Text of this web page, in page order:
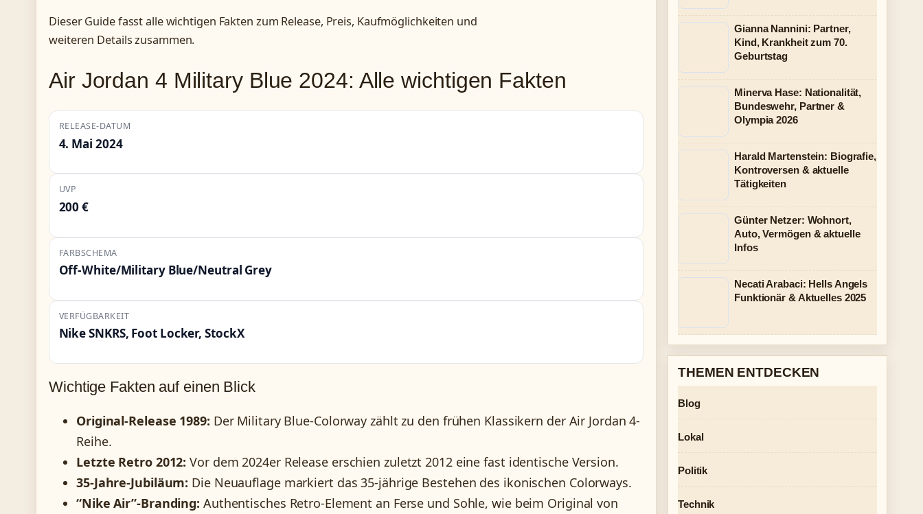
Dieser Guide fasst alle wichtigen Fakten zum Release, Preis, Kaufmöglichkeiten und
weiteren Details zusammen.
Air Jordan 4 Military Blue 2024: Alle wichtigen Fakten
RELEASE-DATUM
4. Mai 2024
UVP
200 €
FARBSCHEMA
Off-White/Military Blue/Neutral Grey
VERFÜGBARKEIT
Nike SNKRS, Foot Locker, StockX
Wichtige Fakten auf einen Blick
Original-Release 1989: Der Military Blue-Colorway zählt zu den frühen Klassikern der Air Jordan 4-
Reihe.
Letzte Retro 2012: Vor dem 2024er Release erschien zuletzt 2012 eine fast identische Version.
35-Jahre-Jubiläum: Die Neuauflage markiert das 35-jährige Bestehen des ikonischen Colorways.
“Nike Air”-Branding: Authentisches Retro-Element an Ferse und Sohle, wie beim Original von
Gianna Nannini: Partner,
Kind, Krankheit zum 70.
Geburtstag
Minerva Hase: Nationalität,
Bundeswehr, Partner &
Olympia 2026
Harald Martenstein: Biografie,
Kontroversen & aktuelle
Tätigkeiten
Günter Netzer: Wohnort,
Auto, Vermögen & aktuelle
Infos
Necati Arabaci: Hells Angels
Funktionär & Aktuelles 2025
THEMEN ENTDECKEN
Blog
Lokal
Politik
Technik